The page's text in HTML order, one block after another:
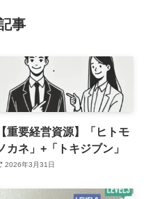
事
【重要経営資源】「ヒトモ
カネ」+「トキジブン」
2026年3月31日